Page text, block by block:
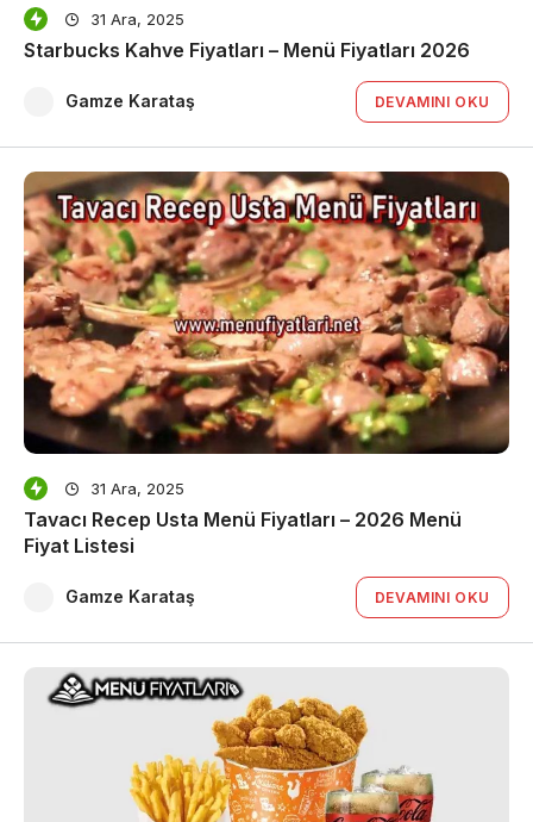
31 Ara, 2025
Starbucks Kahve Fiyatları – Menü Fiyatları 2026
Gamze Karataş DEVAMINI OKU
31 Ara, 2025
Tavacı Recep Usta Menü Fiyatları – 2026 Menü
Fiyat Listesi
Gamze Karataş DEVAMINI OKU